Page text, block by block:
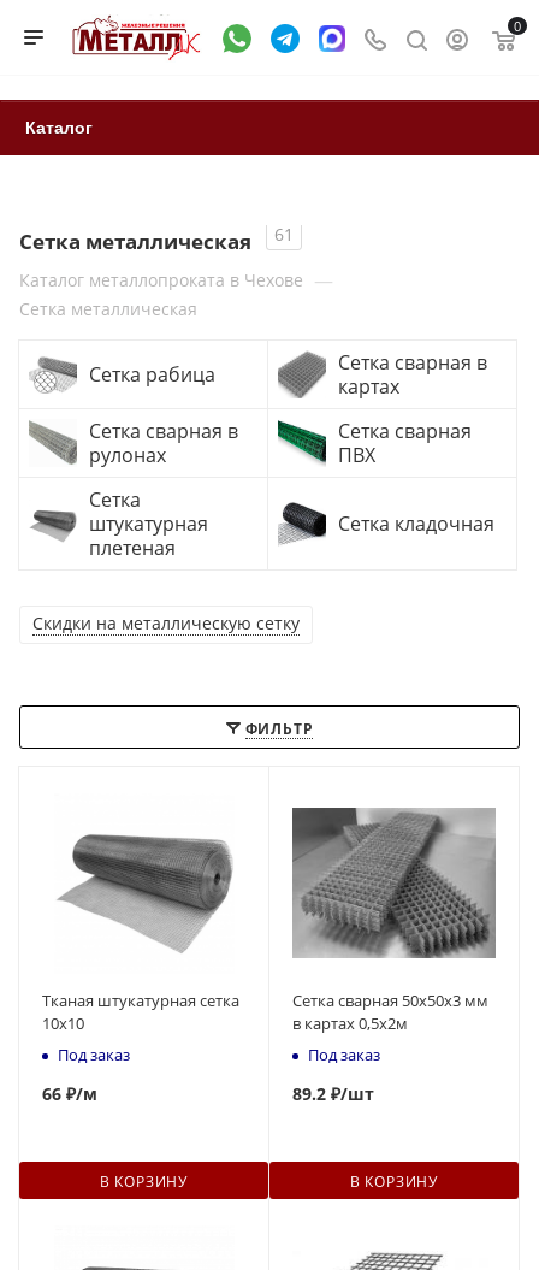
0
Каталог
Сетка металлическая
61
Каталог металлопроката в Чехове —
Сетка металлическая
Сетка рабица
Сетка сварная в
картах
Сетка сварная в
рулонах
Сетка сварная
ПВХ
Сетка
штукатурная
плетеная
Сетка кладочная
Скидки на металлическую сетку
ФИЛЬТР
Тканая штукатурная сетка
10х10
Под заказ
66 ₽/м
В КОРЗИНУ
Сетка сварная 50х50х3 мм
в картах 0,5х2м
Под заказ
89.2 ₽/шт
В КОРЗИНУ